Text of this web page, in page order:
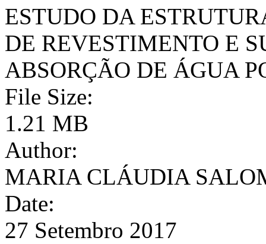
ESTUDO DA
DE REVESTIMENTO E
ABSORÇÃO DE ÁGUA
File Size:
1.21 MB
Author:
MARIA CLÁUDIA
Date:
27 Setembro 2017